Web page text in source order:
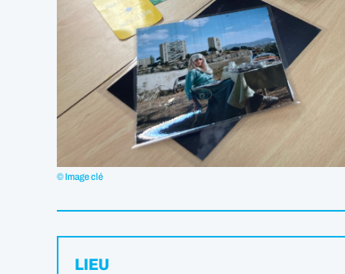
© Image clé
LIEU